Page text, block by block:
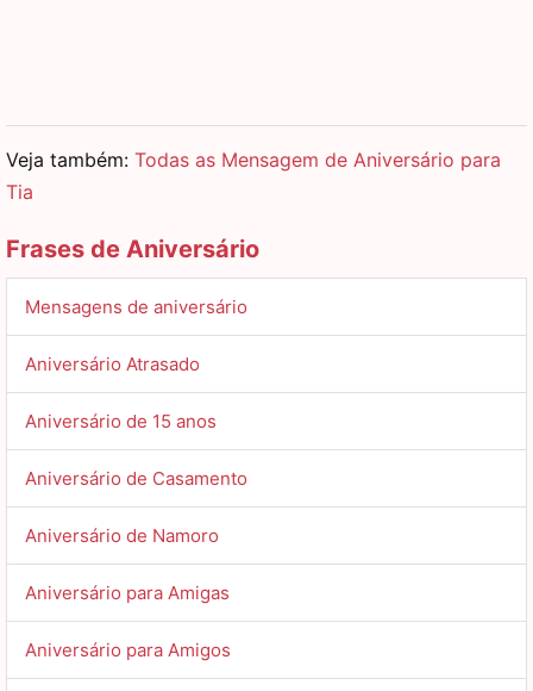
Veja também: Todas as Mensagem de Aniversário para
Tia
Frases de Aniversário
Mensagens de aniversário
Aniversário Atrasado
Aniversário de 15 anos
Aniversário de Casamento
Aniversário de Namoro
Aniversário para Amigas
Aniversário para Amigos